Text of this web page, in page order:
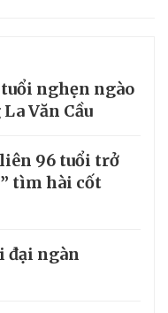
nghẹn ngào
Văn Cầu
liên 96 tuổi trở
tìm hài cốt
đại ngàn